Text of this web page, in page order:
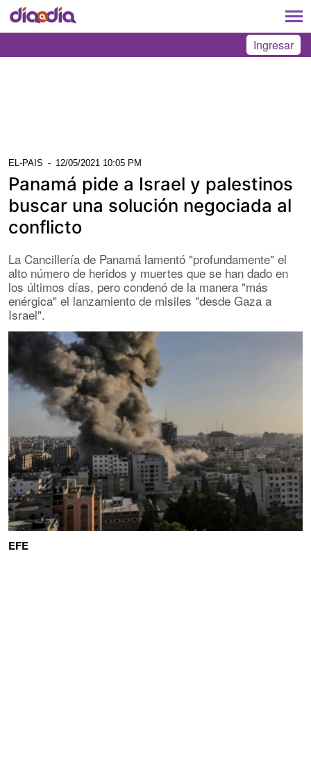
Ingresar
EL-PAIS - 12/05/2021 10:05 PM
Panamá pide a Israel y palestinos
buscar una solución negociada al
conflicto
La Cancillería de Panamá lamentó "profundamente" el
alto número de heridos y muertes que se han dado en
los últimos días, pero condenó de la manera "más
enérgica" el lanzamiento de misiles "desde Gaza a
Israel".
EFE